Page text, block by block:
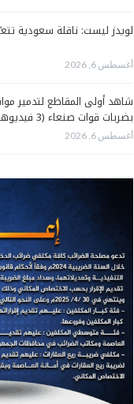
لويدز ليست: ناقلة سعودية
أغسطس 6, 2026
شاهد أولى المقاطع لتدمير
بضربات قوات صنعاء (3 فيديوهات)
أغسطس 6, 2026